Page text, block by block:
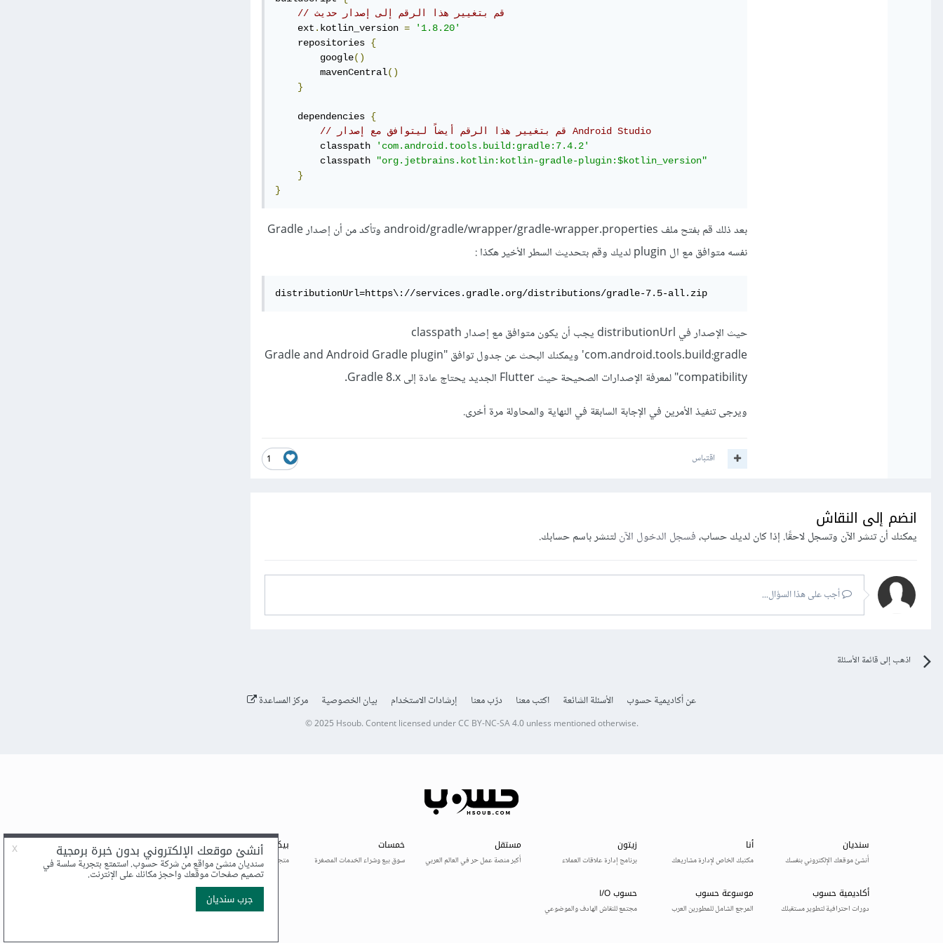
// قم بتغيير هذا الرقم إلى إصدار حديث
    ext
. kotlin_version =
'1.8.20'
    repositories
{
        google
()
        mavenCentral
()
}
    dependencies
{
// قم بتغيير هذا الرقم أيضاً ليتوافق مع إصدار Android Studio
        classpath
'com.android.tools.build:gradle:7.4.2'
        classpath
"org.jetbrains.kotlin:kotlin-gradle-plugin:$kotlin_version"
}
}
بعد ذلك قم بفتح ملف android/gradle/wrapper/gradle-wrapper.properties وتأكد من أن إصدار Gradle
نفسه متوافق مع ال plugin لديك وقم بتحديث السطر الأخير هكذا
:
distributionUrl=https\://services.gradle.org/distributions/gradle-7.5-all.zip
حيث الإصدار في distributionUrl يجب أن يكون متوافق مع إصدار classpath
'com.android.tools.build:gradle ويمكنك البحث عن جدول توافق "Gradle and Android Gradle plugin
compatibility" لمعرفة الإصدارات الصحيحة حيث Flutter الجديد يحتاج عادة إلى Gradle 8.x.
ويرجى تنفيذ الأمرين في الإجابة السابقة في النهاية والمحاولة مرة أخرى.
1 اقتباس
انضم إلى النقاش
يمكنك أن تنشر الآن وتسجل لاحقًا. إذا كان لديك حساب،فسجل الدخول الآنلتنشر باسم حسابك.
أجب على هذا السؤال...
اذهب إلى قائمة الأسئلة
عن أكاديمية حسوب الأسئلة الشائعة اكتب معنا درّب معنا إرشادات الاستخدام بيان الخصوصية مركز المساعدة
© 2025 Hsoub.Content licensed underCC BY-NC-SA 4.0unless mentioned otherwise.